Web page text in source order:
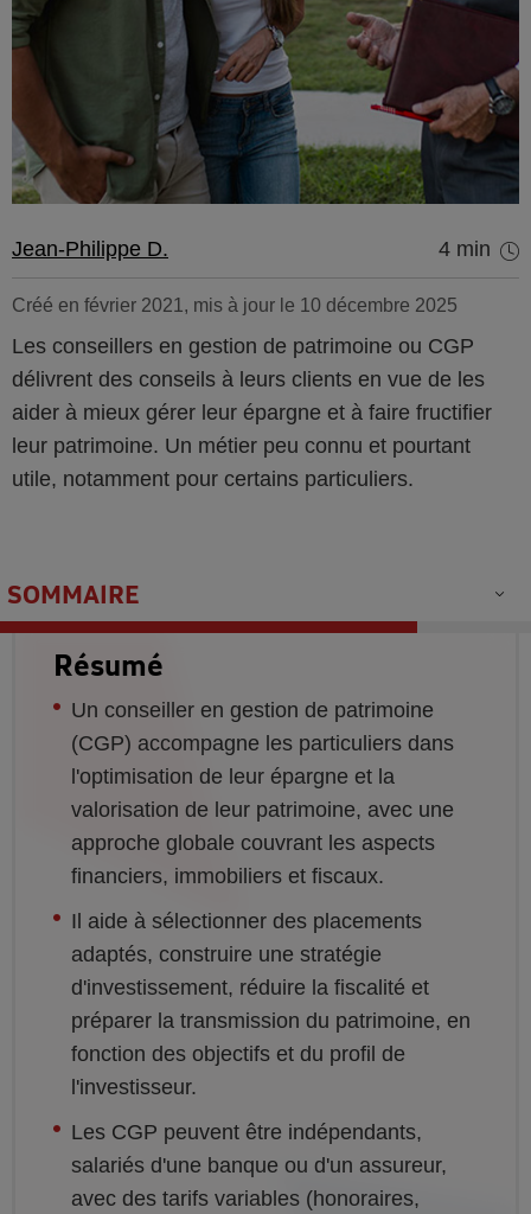
Jean-Philippe D. 4 min
Créé en février 2021, mis à jour le 10 décembre 2025
Les conseillers en gestion de patrimoine ou CGP
délivrent des conseils à leurs clients en vue de les
aider à mieux gérer leur épargne et à faire fructifier
leur patrimoine. Un métier peu connu et pourtant
utile, notamment pour certains particuliers.
SOMMAIRE
Résumé
Un conseiller en gestion de patrimoine
(CGP) accompagne les particuliers dans
l'optimisation de leur épargne et la
valorisation de leur patrimoine, avec une
approche globale couvrant les aspects
financiers, immobiliers et fiscaux.
Il aide à sélectionner des placements
adaptés, construire une stratégie
d'investissement, réduire la fiscalité et
préparer la transmission du patrimoine, en
fonction des objectifs et du profil de
l'investisseur.
Les CGP peuvent être indépendants,
salariés d'une banque ou d'un assureur,
avec des tarifs variables (honoraires,